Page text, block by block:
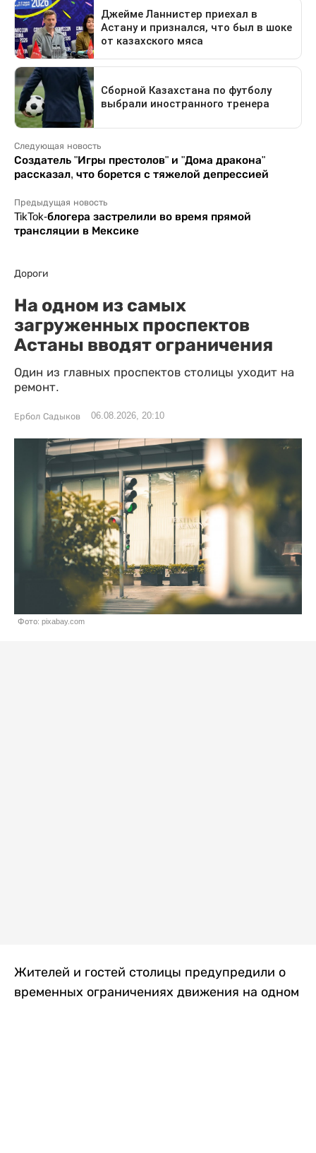
Следующая новость
Создатель "Игры престолов" и "Дома дракона"
рассказал, что борется с тяжелой депрессией
Предыдущая новость
TikTok-блогера застрелили во время прямой
трансляции в Мексике
Дороги
На одном из самых
загруженных проспектов
Астаны вводят ограничения
Один из главных проспектов столицы уходит на
ремонт.
Ербол Садыков 06.08.2026, 20:10
Фото: pixabay.com
Жителей и гостей столицы предупредили о
временных ограничениях движения на одном